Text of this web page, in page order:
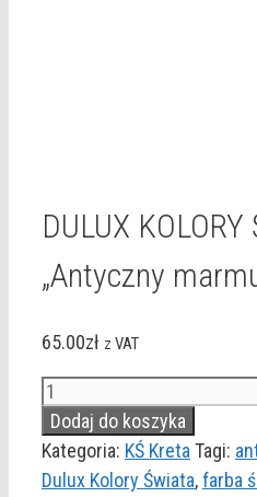
DULUX KOLORY
„Antyczny
65.00zł z VAT
ilość
DULUX
KOLORY
ŚWIATA
Dodaj do koszyka
Kategoria: KŚ Kreta Tagi:
Dulux Kolory Świata,farba